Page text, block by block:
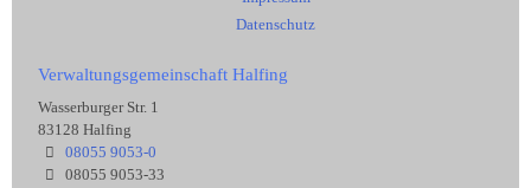
Datenschutz
Verwaltungsgemeinschaft Halfing
Wasserburger Str. 1
83128 Halfing
08055 9053-0
08055 9053-33